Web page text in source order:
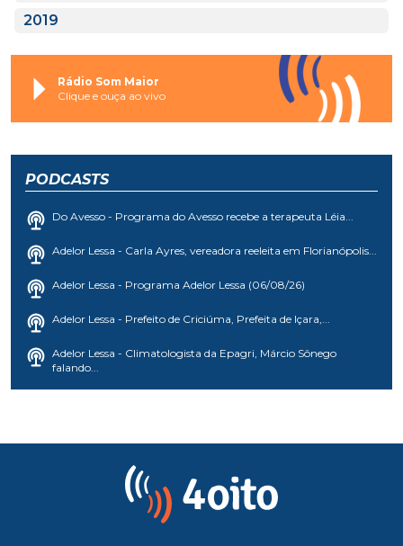
2019
Rádio Som Maior
Clique e ouça ao vivo
PODCASTS
Do Avesso - Programa do Avesso recebe a terapeuta Léia...
Adelor Lessa - Carla Ayres, vereadora reeleita em Florianópolis...
Adelor Lessa - Programa Adelor Lessa (06/08/26)
Adelor Lessa - Prefeito de Criciúma, Prefeita de Içara,...
Adelor Lessa - Climatologista da Epagri, Márcio Sônego
falando...